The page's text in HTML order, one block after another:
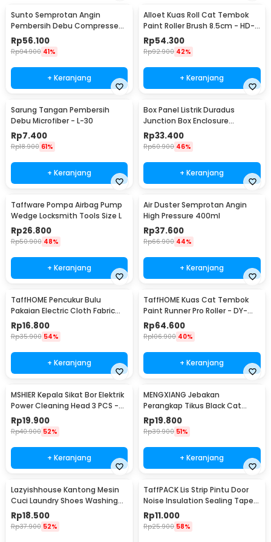
Sunto Semprotan Angin
Pembersih Debu Compressed
Air Duster 400ml - ST1003
Rp56.100
Rp94.900 41%
+ Keranjang
Alloet Kuas Roll Cat Tembok
Paint Roller Brush 8.5cm - HD-
TVYQS
Rp54.300
Rp92.900 42%
+ Keranjang
Sarung Tangan Pembersih
Debu Microfiber - L-30
Rp7.400
Rp18.900 61%
+ Keranjang
Box Panel Listrik Duradus
Junction Box Enclosure
Waterproof 158x90mm - B1589
Rp33.400
Rp60.900 46%
+ Keranjang
Taffware Pompa Airbag Pump
Wedge Locksmith Tools Size L
Rp26.800
Rp50.900 48%
+ Keranjang
Air Duster Semprotan Angin
High Pressure 400ml
Rp37.600
Rp66.900 44%
+ Keranjang
TaffHOME Pencukur Bulu
Pakaian Electric Cloth Fabric
Shaver - FL-188
Rp16.800
Rp35.900 54%
+ Keranjang
TaffHOME Kuas Cat Tembok
Paint Runner Pro Roller - DY-
526
Rp64.600
Rp106.900 40%
+ Keranjang
MSHIER Kepala Sikat Bor Elektrik
Power Cleaning Head 3 PCS -
DB003
Rp19.900
Rp40.900 52%
+ Keranjang
MENGXIANG Jebakan
Perangkap Tikus Black Cat
Mousetrap 2 PCS - JB56
Rp19.800
Rp39.900 51%
+ Keranjang
Lazyishhouse Kantong Mesin
Cuci Laundry Shoes Washing
Mesh Bag - 62319
Rp18.500
Rp37.900 52%
TaffPACK Lis Strip Pintu Door
Noise Insulation Sealing Tape
5Mx3cm - B35
Rp11.000
Rp25.900 58%